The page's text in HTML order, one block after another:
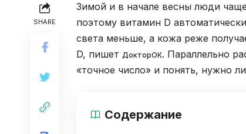
SHARE
Зимой и в начале весны люди
поэтому витамин D
света меньше, а кожа реже
D, пишет ДокторОК. Параллельно
«точное число» и понять, нужно
Содержание